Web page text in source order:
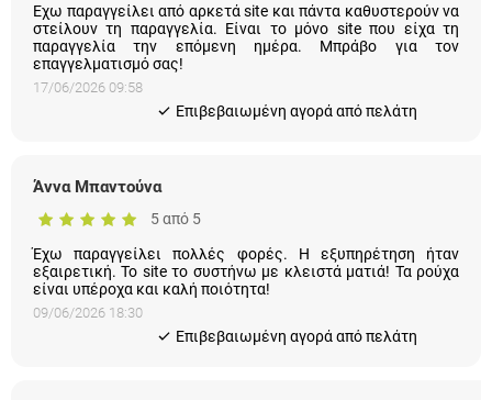
Εχω παραγγείλει από αρκετά site και πάντα καθυστερούν να
στείλουν τη παραγγελία. Είναι το μόνο site που είχα τη
παραγγελία την επόμενη ημέρα. Μπράβο για τον
επαγγελματισμό σας!
17/06/2026 09:58
Eπιβεβαιωμένη αγορά από πελάτη
Άννα Μπαντούνα
5 από 5
Έχω παραγγείλει πολλές φορές. Η εξυπηρέτηση ήταν
εξαιρετική. Το site το συστήνω με κλειστά ματιά! Τα ρούχα
είναι υπέροχα και καλή ποιότητα!
09/06/2026 18:30
Eπιβεβαιωμένη αγορά από πελάτη